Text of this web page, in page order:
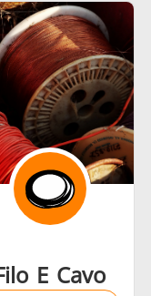
Induction
Data
E Cavo